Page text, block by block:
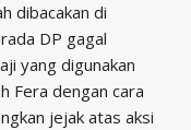
dibacakan di
DP gagal
yang digunakan
Fera dengan cara
jejak atas aksi